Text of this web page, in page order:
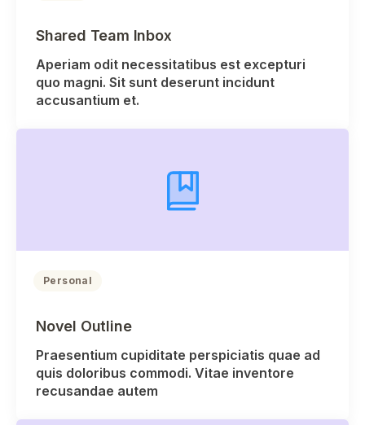
Shared Team Inbox
Aperiam odit necessitatibus est excepturi
quo magni. Sit sunt deserunt incidunt
accusantium et.
Personal
Novel Outline
Praesentium cupiditate perspiciatis quae ad
quis doloribus commodi. Vitae inventore
recusandae autem